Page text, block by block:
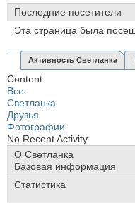
Последние посетители
Эта страница была
Активность Светланка
Content
Все
Светланка
Друзья
Фотографии
No Recent Activity
О Светланка
Базовая информация
Статистика